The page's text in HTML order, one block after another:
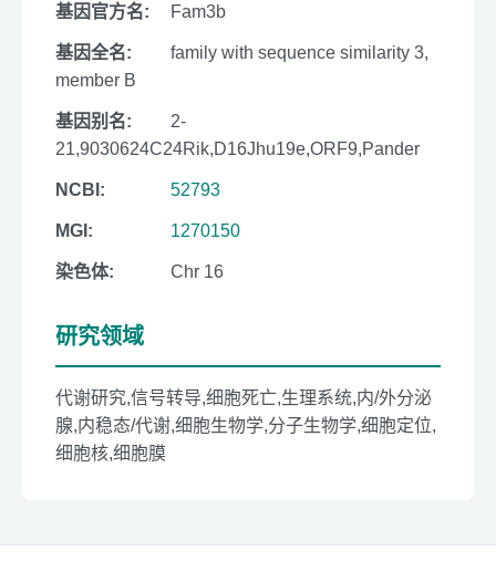
基因官方名: Fam3b
基因全名:
family with sequence similarity 3,
member B
基因别名:
2-
21,9030624C24Rik,D16Jhu19e,ORF9,Pander
NCBI: 52793
MGI: 1270150
染色体: Chr 16
研究领域
代谢研究,信号转导,细胞死亡,生理系统,内/外分泌
腺,内稳态/代谢,细胞生物学,分子生物学,细胞定位,
细胞核,细胞膜